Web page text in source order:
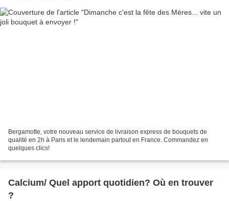
Bergamotte, votre nouveau service de livraison express de bouquets de
qualité en 2h à Paris et le lendemain partout en France. Commandez en
quelques clics!
Calcium/ Quel apport quotidien? Où en trouver
?